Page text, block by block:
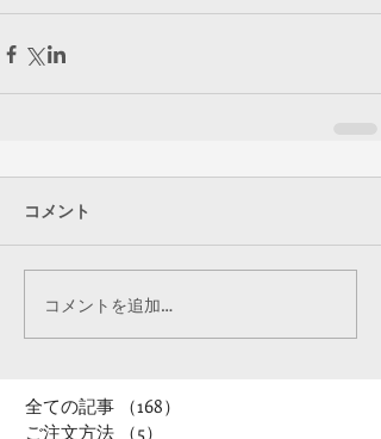
コメント
コメントを追加…
全ての記事 （168）
ご注文方法
（5）